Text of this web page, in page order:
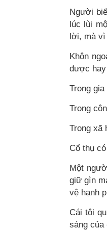
Người
lúc lùi
lời, mà vì
Khôn
được
Trong
Trong
Trong xã
Cổ thụ
Một
giữ gìn
vệ hạnh
Cái tôi
sáng